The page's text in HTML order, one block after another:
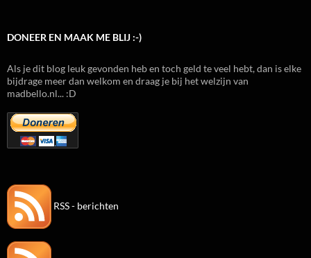
DONEER EN MAAK ME BLIJ :-)
Als je dit blog leuk gevonden heb en toch geld te veel hebt, dan is elke
bijdrage meer dan welkom en draag je bij het welzijn van
madbello.nl... :D
RSS - berichten